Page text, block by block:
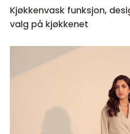
Kjøkkenvask funksjon, design og praktiske
valg på kjøkkenet